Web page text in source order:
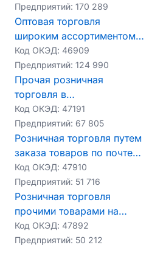
группировки
Предприятий: 170 289
Оптовая торговля
широким ассортиментом
товаров без какой-либо
конкретизации
Код ОКЭД: 46909
Предприятий: 124 990
Прочая розничная
торговля в
неспециализированных
магазинах, являющихся
торговыми объектами, с
торговой площадью менее
2000 кв.м
Код ОКЭД: 47191
Предприятий: 67 805
Розничная торговля путем
заказа товаров по почте
или через сеть Интернет
Код ОКЭД: 47910
Предприятий: 51 716
Розничная торговля
прочими товарами на
рынках
Код ОКЭД: 47892
Предприятий: 50 212